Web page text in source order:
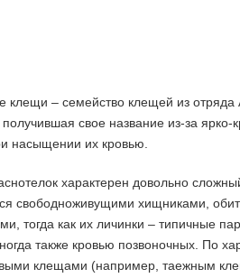
клещи – семейство клещей из
получившая свое название из-за
насыщении их кровью.
характерен довольно
свободноживущими хищниками,
тогда как их личинки – типичные
также кровью позвоночных. По
клещами (например, таежным